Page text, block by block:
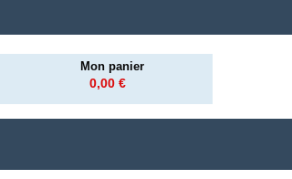
Mon panier
0,00 €